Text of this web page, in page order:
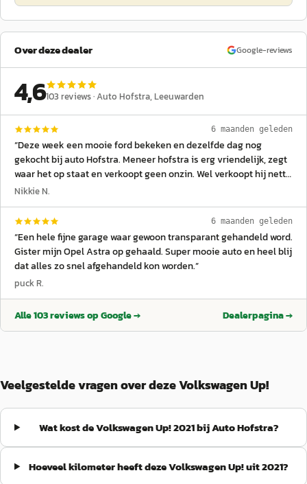
Over deze dealer Google-reviews
4,6103 reviews ·Auto Hofstra, Leeuwarden
6 maanden geleden
“Deze week een mooie ford bekeken en dezelfde dag nog
gekocht bij auto Hofstra. Meneer hofstra is erg vriendelijk, zegt
waar het op staat en verkoopt geen onzin. Wel verkoopt hij nette
occasions tegen een hele scherpe prijs.
Nikkie N.
6 maanden geleden
“Een hele fijne garage waar gewoon transparant gehandeld word.
Gister mijn Opel Astra op gehaald. Super mooie auto en heel blij
dat alles zo snel afgehandeld kon worden.”
puck R.
Alle103reviews op Google → Dealerpagina →
Veelgestelde vragen over deze Volkswagen Up!
Wat kost de Volkswagen Up! 2021 bij Auto Hofstra?
Hoeveel kilometer heeft deze Volkswagen Up! uit 2021?